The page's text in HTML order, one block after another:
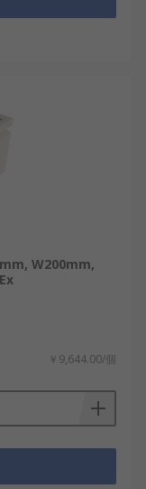
mm, W200mm,
￥9,644.00/個